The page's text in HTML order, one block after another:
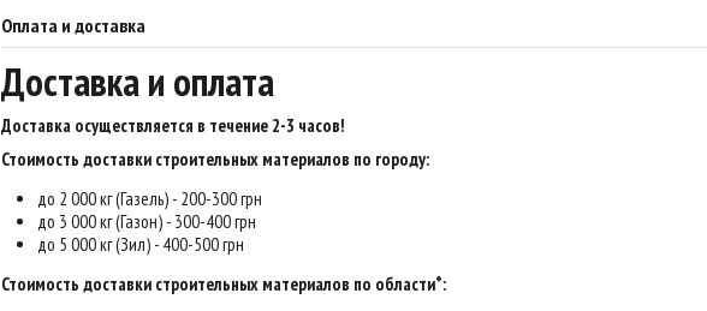
Оплата и доставка
Доставка и оплата
Доставка осуществляется в течение 2-3 часов!
Стоимость доставки строительных материалов по городу:
до 2 000 кг (Газель) - 200-300 грн
до 3 000 кг (Газон) - 300-400 грн
до 5 000 кг (Зил) - 400-500 грн
Стоимость доставки строительных материалов по области*: